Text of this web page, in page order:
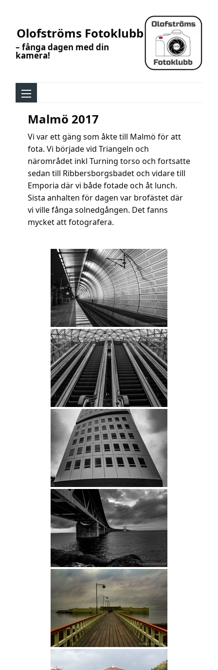
Olofströms Fotoklubb
– fånga dagen med din
kamera!
Malmö 2017
Vi var ett gäng som åkte till Malmö för att
fota. Vi började vid Triangeln och
närområdet inkl Turning torso och fortsatte
sedan till Ribbersborgsbadet och vidare till
Emporia där vi både fotade och åt lunch.
Sista anhalten för dagen var brofästet där
vi ville fånga solnedgången. Det fanns
mycket att fotografera.